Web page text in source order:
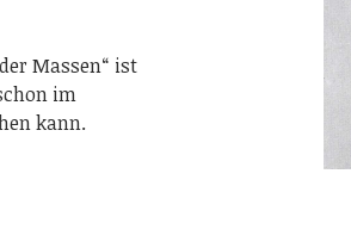
Massen“ ist
im
kann.